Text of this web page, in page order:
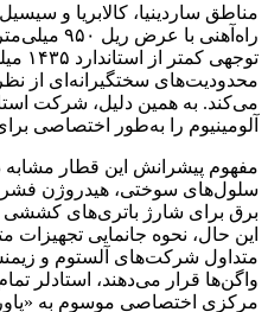
مناطق ساردینیا، کالابریا و
راه‌آهنی
محدودیت‌های سختگیرانه‌ای از نظر
می‌کند. به همین دلیل، شرکت
آلومینیوم را به‌طور اختصاصی
مفهوم پیشرانش این قطار
سلول‌های سوختی، هیدروژن
برق برای شارژ باتری‌های کششی
این حال، نحوه جانمایی
متداول شرکت‌های آلستوم و
واگن‌ها قرار می‌دهند، استادلر
مرکزی اختصاصی موسوم به